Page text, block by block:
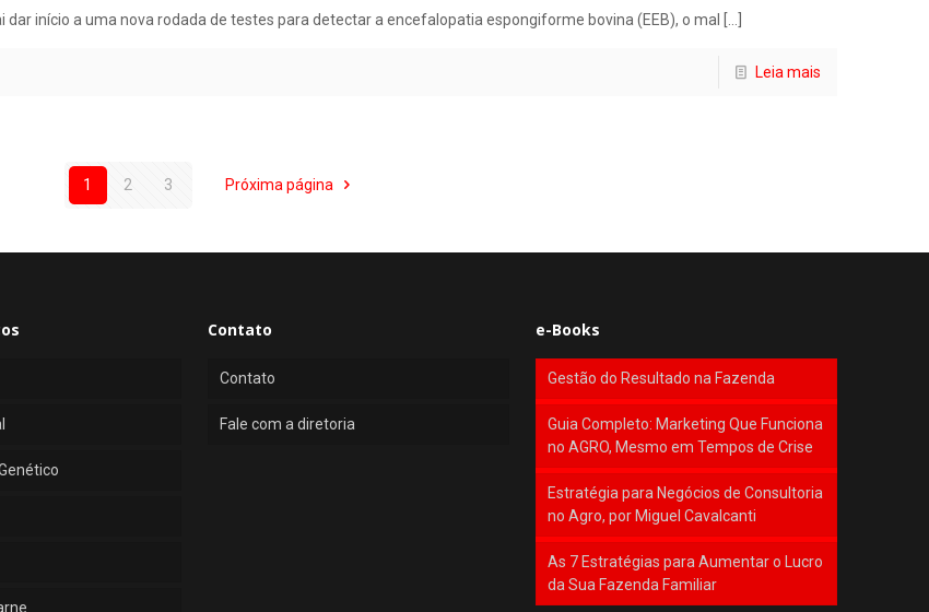
início a uma nova rodada de testes para detectar a encefalopatia espongiforme bovina (EEB), o mal […]
Leia mais
1 2 3 Próxima página
Contato
Contato
Fale com a diretoria
e-Books
Gestão do Resultado na Fazenda
Guia Completo: Marketing Que Funciona
no AGRO, Mesmo em Tempos de Crise
Estratégia para Negócios de Consultoria
no Agro, por Miguel Cavalcanti
As 7 Estratégias para Aumentar o Lucro
da Sua Fazenda Familiar